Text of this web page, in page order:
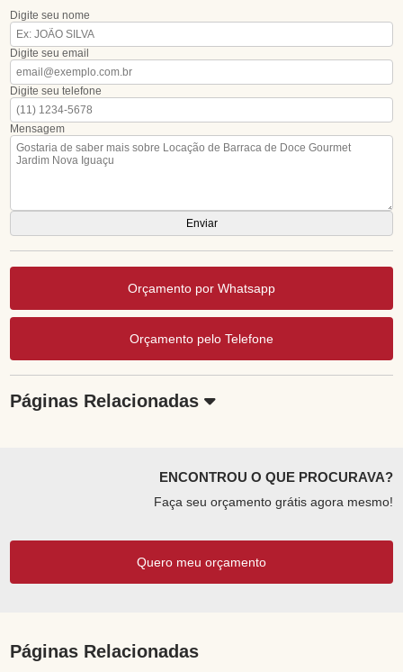
Digite seu nome
Digite seu email
Digite seu telefone
Mensagem
Orçamento por Whatsapp
Orçamento pelo Telefone
Páginas Relacionadas
ENCONTROU O QUE PROCURAVA?
Faça seu orçamento grátis agora mesmo!
Quero meu orçamento
Páginas Relacionadas